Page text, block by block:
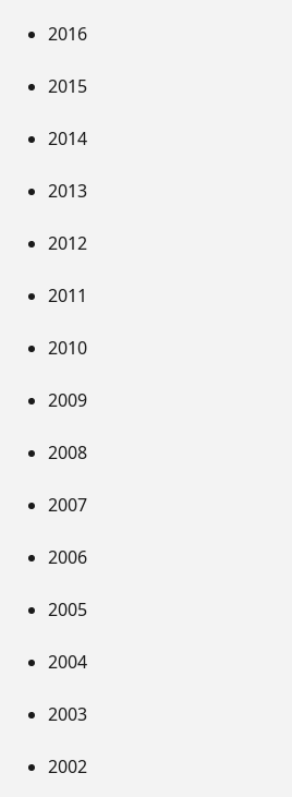
2016
2015
2014
2013
2012
2011
2010
2009
2008
2007
2006
2005
2004
2003
2002